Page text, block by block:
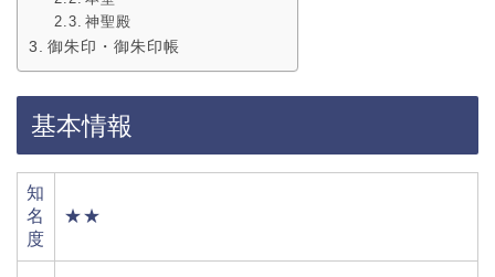
神聖殿
御朱印・御朱印帳
基本情報
知
名
度
★★